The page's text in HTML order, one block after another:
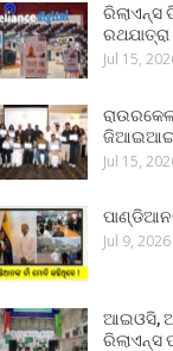
ରିଲାଏନ୍ସ
Jul 15,
Jul 15,
Jul 9, 2026
ଆଇଓସି,
ରିଲାଏନ୍ସ